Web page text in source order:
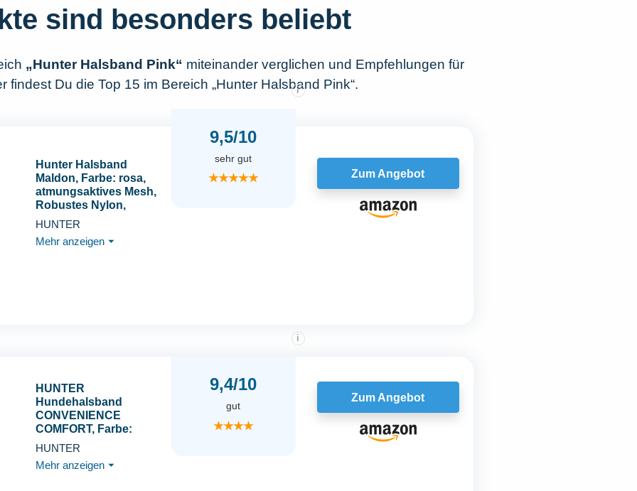
sind besonders beliebt
„Hunter Halsband Pink“ miteinander verglichen und Empfehlungen für
findest Du die Top 15 im Bereich „Hunter Halsband Pink“.
Hunter Halsband
Maldon, Farbe: rosa,
atmungsaktives Mesh,
Robustes Nylon,
lautlos &
allergikerfreundlich,
Zugentlastung,
HUNTER
Mehr anzeigen ⏷
9,5/10
i
sehr gut
★★★★★ Zum Angebot
HUNTER
Hundehalsband
CONVENIENCE
COMFORT, Farbe:
neonpink, Mit Neopren-
Polsterung,
witterungsbeständig,
HUNTER
Mehr anzeigen ⏷
9,4/10
i
gut
★★★★
Zum Angebot